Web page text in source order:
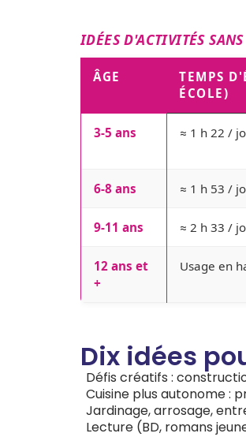
IDÉES D'ACTIVITÉS
ÂGE
TEMPS
ÉCOLE)
3-5 ans ≈ 1 h 22 /
6-8 ans ≈ 1 h 53 /
9-11 ans ≈ 2 h 33 /
12 ans et
+
Usage en
Dix idées
Défis créatifs :
Cuisine plus autonome :
Jardinage, arrosage,
Lecture (BD, romans